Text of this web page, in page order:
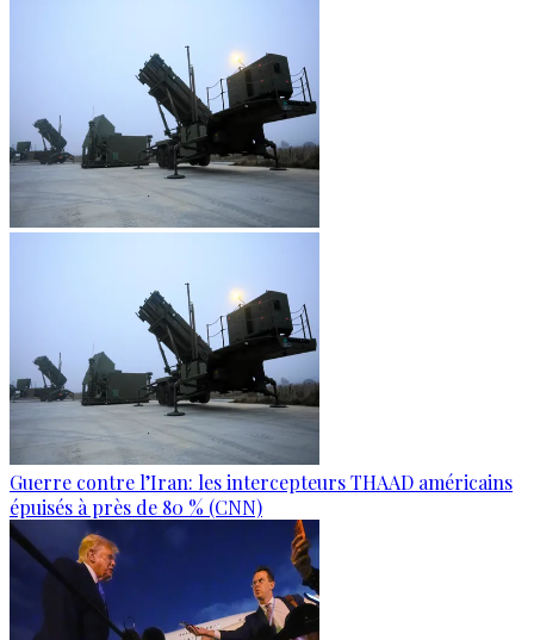
Guerre contre l’Iran: les intercepteurs THAAD américains
épuisés à près de 80 % (CNN)